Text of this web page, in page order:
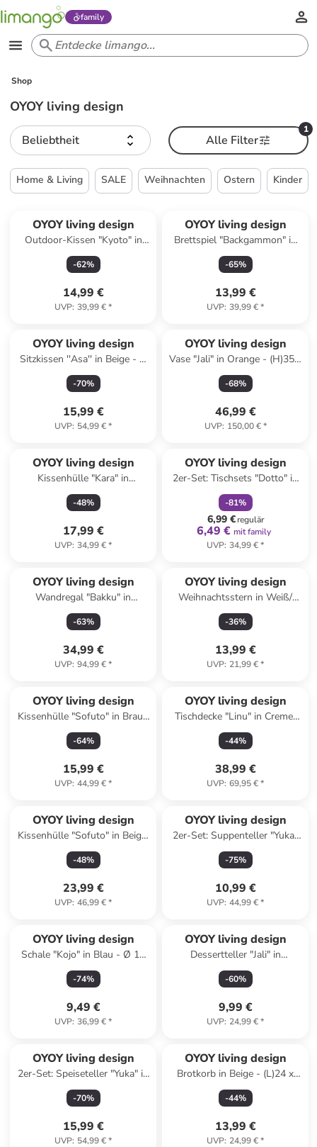
family
Shop
OYOY living design
Beliebtheit
1
Alle Filter
Home & Living SALE Weihnachten Ostern Kinder
OYOY living design
Outdoor-Kissen "Kyoto" in
Dunkelblau - (L)45 x (B)45 cm
-62%
14,99 €
UVP: 39,99 €*
OYOY living design
Brettspiel "Backgammon" in
Beige - ab 8 Jahren
-65%
13,99 €
UVP: 39,99 €*
OYOY living design
Sitzkissen ''Asa'' in Beige - Ø
40 cm
-70%
15,99 €
UVP: 54,99 €*
OYOY living design
Vase "Jali" in Orange - (H)35 x
Ø 31,5 cm
-68%
46,99 €
UVP: 150,00 €*
OYOY living design
Kissenhülle "Kara" in
Hellbraun - (L)40 x (B)60 cm
-48%
17,99 €
UVP: 34,99 €*
OYOY living design
2er-Set: Tischsets "Dotto" in
Beige - (B)45 x (H)35 cm
-81%
6,99 €regulär
6,49 € mit family
UVP: 34,99 €*
OYOY living design
Wandregal "Bakku" in
Schwarz - (L)50 x (B)16 x
(H)6,5 cm
-63%
34,99 €
UVP: 94,99 €*
OYOY living design
Weihnachtsstern in Weiß/
Schwarz - Ø 40 cm
-36%
13,99 €
UVP: 21,99 €*
OYOY living design
Kissenhülle "Sofuto" in Braun
- (L)60 x (B)40 x (H)0,50 cm
-64%
15,99 €
UVP: 44,99 €*
OYOY living design
Tischdecke "Linu" in Creme/
Hellblau - (L)260 x (B)140 cm
-44%
38,99 €
UVP: 69,95 €*
OYOY living design
Kissenhülle "Sofuto" in Beige/
Blau - (L)50 x (H)50 cm
-48%
23,99 €
UVP: 46,99 €*
OYOY living design
2er-Set: Suppenteller "Yuka"
in Beige - Ø 19 cm
-75%
10,99 €
UVP: 44,99 €*
OYOY living design
Schale "Kojo" in Blau - Ø 15
cm
-74%
9,49 €
UVP: 36,99 €*
OYOY living design
Dessertteller "Jali" in
Transparent - Ø 15,6 cm
-60%
9,99 €
UVP: 24,99 €*
OYOY living design
2er-Set: Speiseteller "Yuka" in
Beige - Ø 27 cm
-70%
15,99 €
UVP: 54,99 €*
OYOY living design
Brotkorb in Beige - (L)24 x
(B)24 x (H)15 cm
-44%
13,99 €
UVP: 24,99 €*